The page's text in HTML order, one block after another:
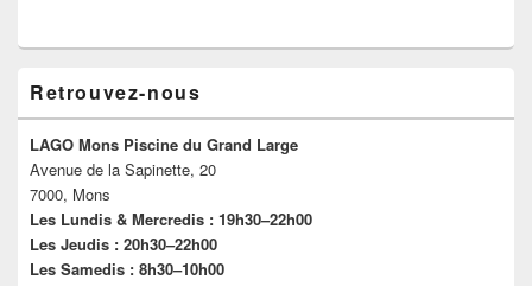
Retrouvez-nous
LAGO Mons Piscine du Grand Large
Avenue de la Sapinette, 20
7000, Mons
Les Lundis & Mercredis : 19h30–22h00
Les Jeudis : 20h30–22h00
Les Samedis : 8h30–10h00